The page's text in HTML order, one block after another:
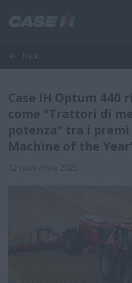
Back
Case IH Optum 440
come "Trattori di
potenza" tra i premi
Machine of the